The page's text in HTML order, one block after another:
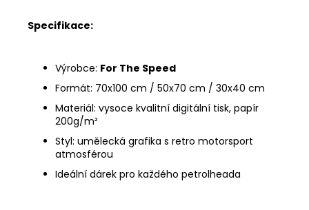
Specifikace:
Výrobce: For The Speed
Formát: 70x100 cm / 50x70 cm / 30x40 cm
Materiál: vysoce kvalitní digitální tisk, papír
200g/m²
Styl: umělecká grafika s retro motorsport
atmosférou
Ideální dárek pro každého petrolheada